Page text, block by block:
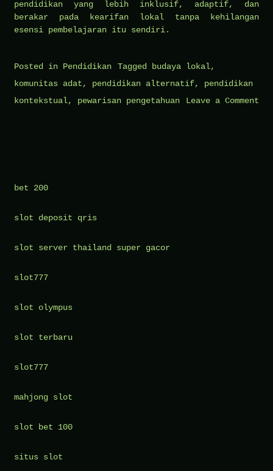
pendidikan yang lebih inklusif, adaptif, dan
berakar pada kearifan lokal tanpa kehilangan
esensi pembelajaran itu sendiri.
Posted in Pendidikan Tagged budaya lokal,
komunitas adat, pendidikan alternatif, pendidikan
kontekstual, pewarisan pengetahuan
Leave a Comment
di
Adat:
Mewariskan
bet 200
slot deposit qris
slot server thailand super gacor
slot777
slot olympus
slot terbaru
slot777
mahjong slot
slot bet 100
situs slot